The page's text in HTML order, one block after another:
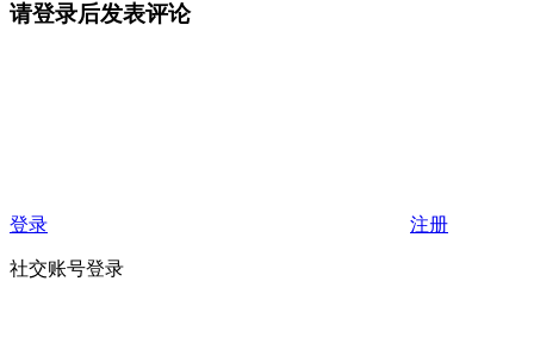
请登录后发表评论
登录 注册
社交账号登录